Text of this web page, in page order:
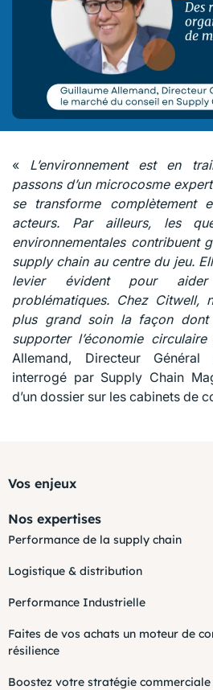
« L’environnement est en
passons d’un microcosme
se transforme complètement
acteurs. Par ailleurs, les
environnementales contribuent
supply chain au centre du jeu.
levier évident pour
problématiques. Chez Citwell,
plus grand soin la façon
supporter l’économie circulaire
Allemand, Directeur
interrogé par Supply Chain
d’un dossier sur les cabinets de
Vos enjeux
Nos expertises
Performance de la supply chain
Logistique & distribution
Performance Industrielle
Faites de vos achats un moteur de
résilience
Boostez votre stratégie